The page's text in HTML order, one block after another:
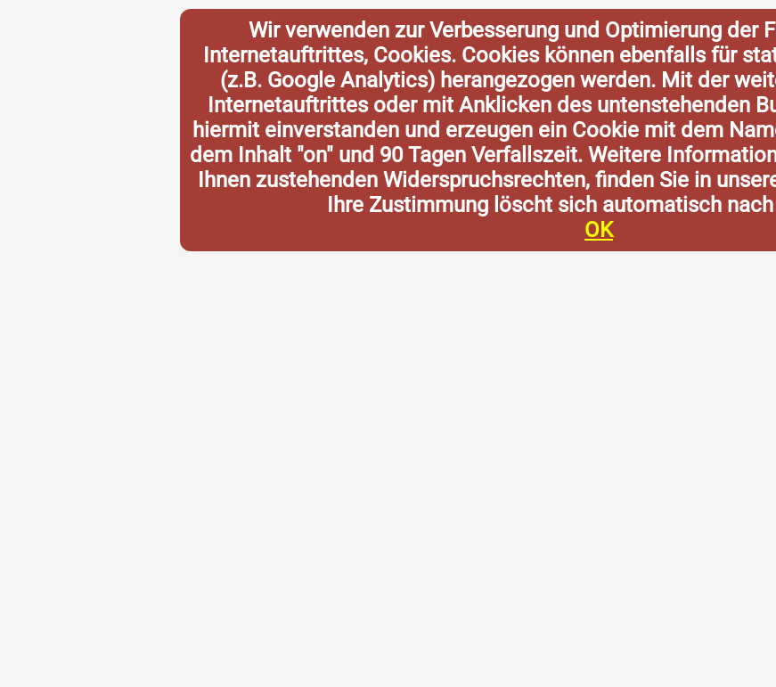
Wir verwenden zur Verbesserung und Optimierung der
Internetauftrittes, Cookies. Cookies können ebenfalls für
(z.B. Google Analytics) herangezogen werden. Mit der
Internetauftrittes oder mit Anklicken des untenstehenden
hiermit einverstanden und erzeugen ein Cookie mit dem
dem Inhalt "on" und 90 Tagen Verfallszeit. Weitere
Ihnen zustehenden Widerspruchsrechten, finden Sie in
Ihre Zustimmung löscht sich automatisch
OK